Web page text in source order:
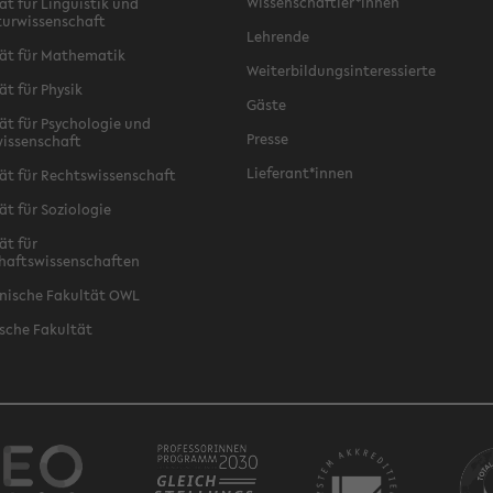
für Mathematik
für Physik
für Psychologie und
für Rechtswissenschaft
für Soziologie
für
Fakultät OWL
Fakultät
Lehrende
Weiterbildungsinteressierte
Gäste
Presse
Lieferant*innen